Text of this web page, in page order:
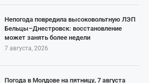
Непогода повредила высоковольтную ЛЭП
Бельцы–Днестровск: восстановление
может занять более недели
7 августа, 2026
Погода в Молдове на пятницу, 7 августа